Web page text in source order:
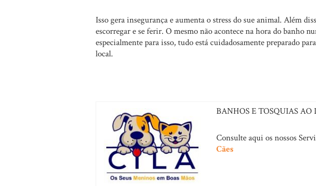
Isso gera insegurança e aumenta o stress do sue animal. Além
escorregar e se ferir. O mesmo não acontece na hora do banho
especialmente para isso, tudo está cuidadosamente preparado
local.
BANHOS E TOSQUIAS
Consulte aqui os nossos
Cães